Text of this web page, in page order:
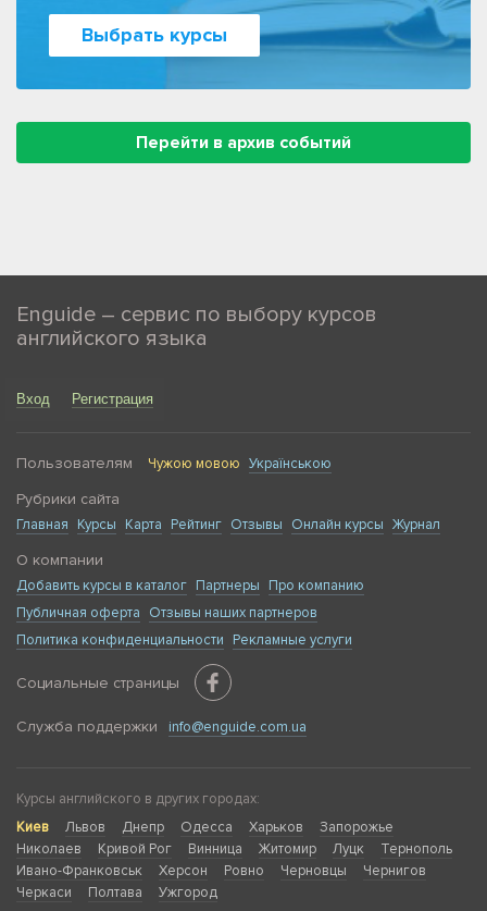
Выбрать курсы
Перейти в архив событий
Enguide – сервис по выбору курсов
английского языка
Вход Регистрация
Пользователям Чужою мовою Українською
Рубрики сайта
Главная Курсы Карта Рейтинг Отзывы Онлайн курсы Журнал
О компании
Добавить курсы в каталог Партнеры
Про компанию
Публичная оферта
Отзывы наших партнеров
Политика конфиденциальности
Рекламные услуги
Социальные страницы
Служба поддержки info@enguide.com.ua
Курсы английского в других городах:
Киев
Львов Днепр Одесса Харьков
Запорожье
Николаев
Кривой Рог Винница Житомир Луцк
Тернополь
Ивано-Франковськ
Херсон Ровно Черновцы
Чернигов
Черкаси
Полтава Ужгород